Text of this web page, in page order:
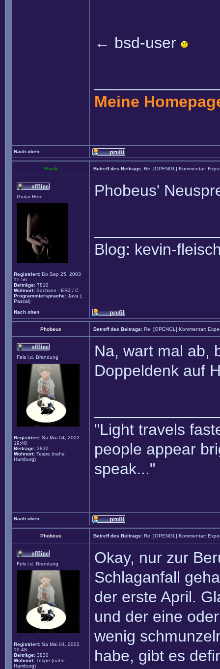
← bsd-user
Meine
Nach oben
Flash Betreff des Beitrags: Re: [OPENGL] Kommentar:
Guitar Hero
Registriert: Do Sep 25, 2003
15:56
Beiträge: 7810
Wohnort: Sachsen - ERZ / C
Programmiersprache: Java (,
Pascal)
Phobeus'
Blog: kevin-
Nach oben
Phobeus Betreff des Beitrags: Re: [OPENGL] Kommentar:
Fels i.d. Brandung
Registriert: Sa Mai 04, 2002
19:48
Beiträge: 3830
Wohnort: Tespe (nahe
Hamburg)
Na, wart mal ab,
Doppeldenk auf
"Light travels
people appear
speak..."
Nach oben
Phobeus Betreff des Beitrags: Re: [OPENGL] Kommentar:
Fels i.d. Brandung
Registriert: Sa Mai 04, 2002
19:48
Beiträge: 3830
Wohnort: Tespe (nahe
Hamburg)
Okay, nur zur
Schlaganfall
der erste April.
und der eine
wenig
habe, gibt es